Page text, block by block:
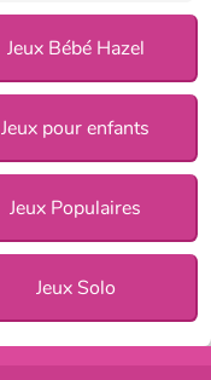
Jeux Bébé Hazel
Jeux pour enfants
Jeux Populaires
Jeux Solo